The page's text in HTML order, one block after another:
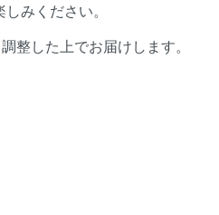
みください。
整した上でお届けします。